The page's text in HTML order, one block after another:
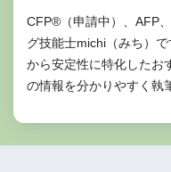
CFP®（申請中）、AFP
グ技能士michi（みち）
から安定性に特化したお
の情報を分かりやすく執